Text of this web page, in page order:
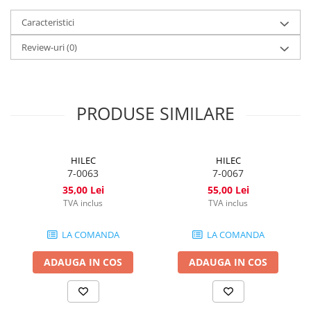
Caracteristici
Review-uri(0)
PRODUSE SIMILARE
HILEC
7-0063
35,00 Lei
TVA inclus
LA COMANDA
ADAUGA IN COS
HILEC
7-0067
55,00 Lei
TVA inclus
LA COMANDA
ADAUGA IN COS